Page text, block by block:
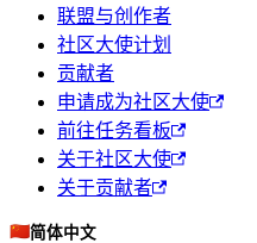
联盟与创作者
社区大使计划
贡献者
申请成为社区大使
前往任务看板
关于社区大使
关于贡献者
🇨🇳简体中文